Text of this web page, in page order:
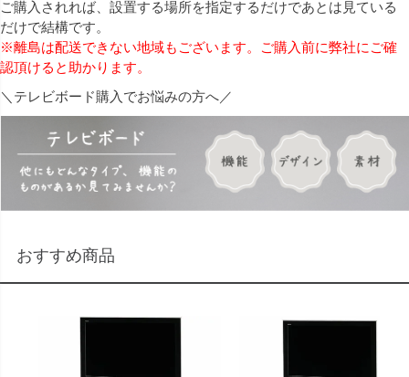
ご購入されれば、設置する場所を指定するだけであとは見ている
だけで結構です。
※離島は配送できない地域もございます。ご購入前に弊社にご確
認頂けると助かります。
＼テレビボード購入でお悩みの方へ／
おすすめ商品